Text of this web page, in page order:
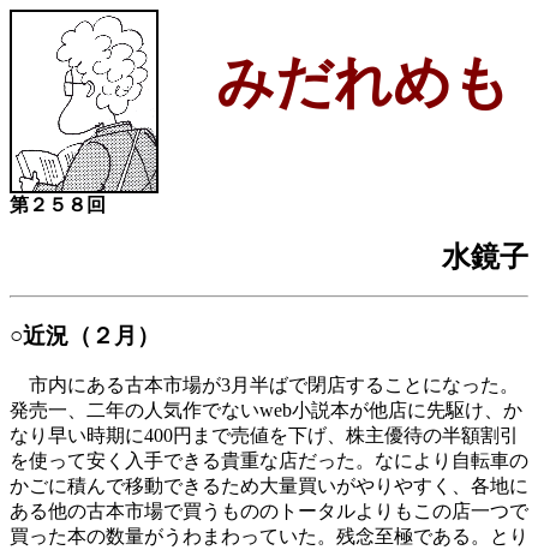
みだれめも
第２５８回
水鏡子
○近況（２月）
市内にある古本市場が3月半ばで閉店することになった。
発売一、二年の人気作でないweb小説本が他店に先駆け、か
なり早い時期に400円まで売値を下げ、株主優待の半額割引
を使って安く入手できる貴重な店だった。なにより自転車の
かごに積んで移動できるため大量買いがやりやすく、各地に
ある他の古本市場で買うもののトータルよりもこの店一つで
買った本の数量がうわまわっていた。残念至極である。とり